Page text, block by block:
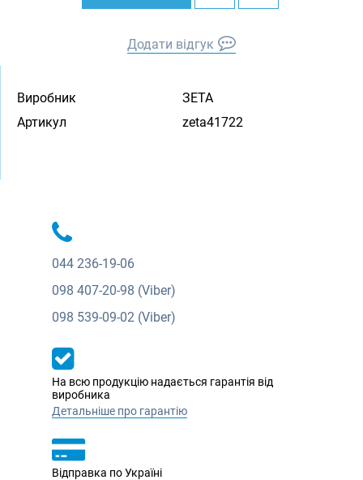
Додати відгук
Виробник
ЗЕТА
Артикул
zeta41722
044 236-19-06
098 407-20-98 (Viber)
098 539-09-02 (Viber)
На всю продукцію надається гарантія від
виробника
Детальніше про гарантію
Відправка по Україні